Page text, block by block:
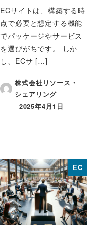
ECサイトは、構築する時
点で必要と想定する機能
でパッケージやサービス
を選びがちです。 しか
し、ECサ […]
株式会社リソース・
シェアリング
投稿日
2025年4月1日
EC